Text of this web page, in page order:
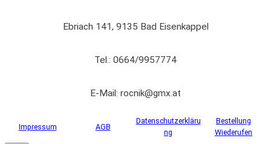
Ebriach 141, 9135 Bad Eisenkappel
Tel.: 0664/9957774
E-Mail: rocnik@gmx.at
Impressum AGB
Datenschutzerkläru
ng
Bestellung
Wiederufen